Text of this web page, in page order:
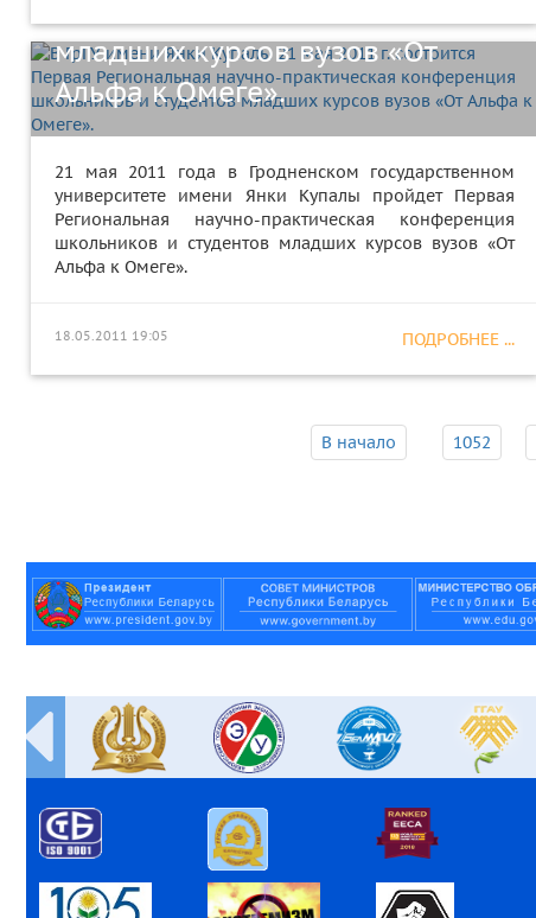
младших курсов вузов «От
Альфа к Омеге».
21 мая 2011 года в Гродненском государственном
университете имени Янки Купалы пройдет Первая
Региональная научно-практическая конференция
школьников и студентов младших курсов вузов «От
Альфа к Омеге».
ПОДРОБНЕЕ ...
18.05.2011 19:05
В начало 1052